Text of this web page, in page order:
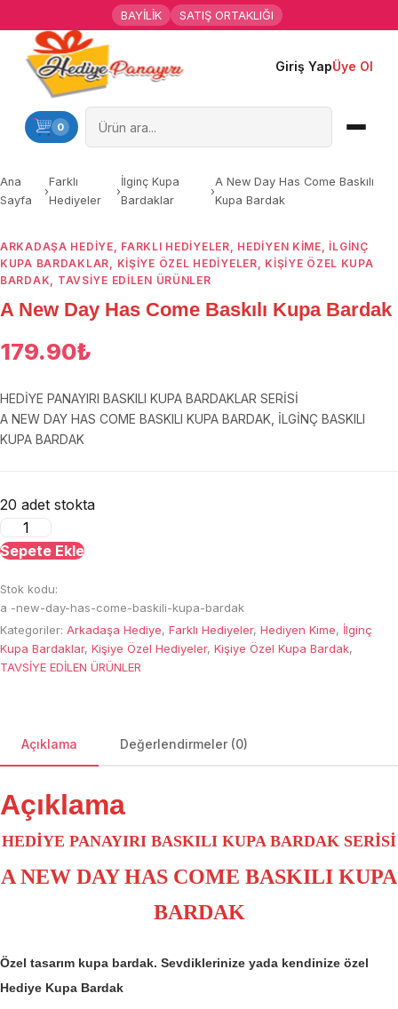
BAYİLİK SATIŞ ORTAKLIĞI
Giriş YapÜye Ol
0
Ana Sayfa
Kişiye Özel Hediyeler
Mesleklere Özel Hediyeler
Özel Günler
Yaka Rozeti
Farklı Hediyeler
Ana
Sayfa
›
Farklı
Hediyeler
›
İlginç Kupa
Bardaklar
›
A New Day Has Come Baskılı
Kupa Bardak
ARKADAŞA HEDIYE, FARKLI HEDIYELER, HEDIYEN KIME,İLGINÇ
KUPA BARDAKLAR, KIŞIYE ÖZEL HEDIYELER, KIŞIYE ÖZEL KUPA
BARDAK, TAVSİYE EDİLEN ÜRÜNLER
A New Day Has Come Baskılı Kupa Bardak
179.90₺
HEDİYE PANAYIRI BASKILI KUPA BARDAKLAR SERİSİ
A NEW DAY HAS COME BASKILI KUPA BARDAK, İLGİNÇ BASKILI
KUPA BARDAK
20 adet stokta
New
Has
Baskılı
Kupa
Sepete Ekle
Stok kodu:
a -new-day-has-come-baskili-kupa-bardak
Kategoriler: Arkadaşa Hediye, Farklı Hediyeler, Hediyen Kime, İlginç
Kupa Bardaklar, Kişiye Özel Hediyeler, Kişiye Özel Kupa Bardak,
TAVSİYE EDİLEN ÜRÜNLER
Açıklama Değerlendirmeler (0)
Açıklama
HEDİYE PANAYIRI BASKILI KUPA BARDAK SERİSİ
A NEW DAY HAS COME BASKILI KUPA
BARDAK
Özel tasarım kupa bardak. Sevdiklerinize yada kendinize özel
Hediye Kupa Bardak